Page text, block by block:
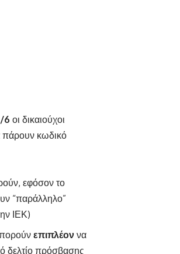
6 οι δικαιούχοι
πάρουν κωδικό
εφόσον το
“παράλληλο”
ΙΕΚ)
επιπλέον να
δελτίο πρόσβασης